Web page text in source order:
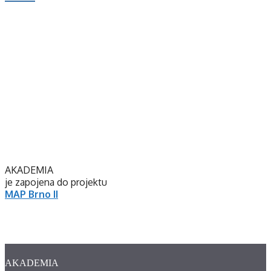
AKADEMIA
je zapojena do projektu
MAP Brno II
AKADEMIA